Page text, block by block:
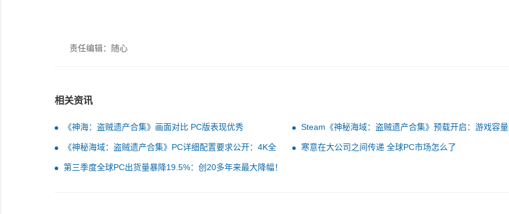
责任编辑：随心
相关资讯
《神海：盗贼遗产合集》画面对比 PC版表现优秀
Steam《神秘海域：盗贼遗产合集》预载开启：游戏容量
126GB
《神秘海域：盗贼遗产合集》PC详细配置要求公开：4K全
特效需3080
寒意在大公司之间传递 全球PC市场怎么了
第三季度全球PC出货量暴降19.5%：创20多年来最大降幅！